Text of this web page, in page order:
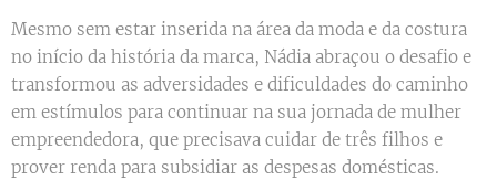
Mesmo sem estar inserida na área da moda e da costura
no início da história da marca, Nádia abraçou o desafio e
transformou as adversidades e dificuldades do caminho
em estímulos para continuar na sua jornada de mulher
empreendedora, que precisava cuidar de três filhos e
prover renda para subsidiar as despesas domésticas.